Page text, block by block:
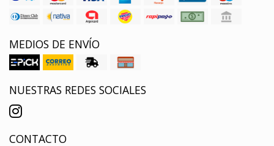
MEDIOS DE ENVÍO
NUESTRAS REDES SOCIALES
CONTACTO